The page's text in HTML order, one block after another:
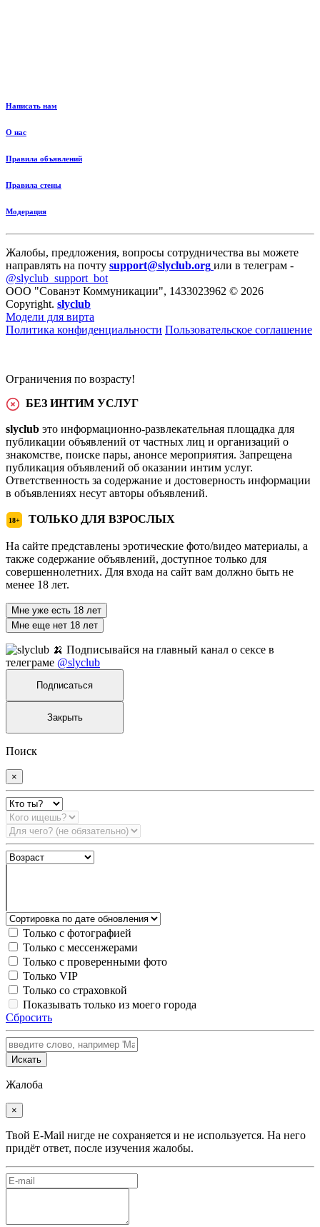
Написать нам
О нас
Правила объявлений
Правила стены
Модерация
Жалобы, предложения, вопросы сотрудничества вы можете
направлять на почту support@slyclub.org или в телеграм -
@slyclub_support_bot
ООО "Сованэт Коммуникации", 1433023962 © 2026
Copyright. slyclub
Модели для вирта
Политика конфиденциальности Пользовательское соглашение
Ограничения по возрасту!
БЕЗ ИНТИМ УСЛУГ
slyclub это информационно-развлекательная площадка для
публикации объявлений от частных лиц и организаций о
знакомстве, поиске пары, анонсе мероприятия. Запрещена
публикация объявлений об оказании интим услуг.
Ответственность за содержание и достоверность информации
в объявлениях несут авторы объявлений.
18+ ТОЛЬКО ДЛЯ ВЗРОСЛЫХ
На сайте представлены эротические фото/видео материалы, а
также содержание объявлений, доступное только для
совершеннолетних. Для входа на сайт вам должно быть не
менее 18 лет.
Мне уже есть 18 лет
Мне еще нет 18 лет
🍌 Подписывайся на главный канал о сексе в
телеграме @slyclub
Подписаться
Закрыть
Поиск
×
Только с фотографией
Только с мессенжерами
Только с проверенными фото
Только VIP
Только со страховкой
Показывать только из моего города
Сбросить
Искать
Жалоба
×
Твой E-Mail нигде не сохраняется и не используется. На него
придёт ответ, после изучения жалобы.